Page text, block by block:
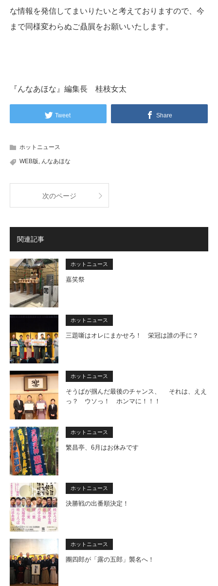
な情報を発信してまいりたいと考えておりますので、今
まで同様変わらぬご贔屓をお願いいたします。
『んなあほな』編集長 桂枝女太
Tweet Share
ホットニュース
WEB版, んなあほな
次のページ
関連記事
ホットニュース
嘉笑祭
ホットニュース
三題噺はオレにまかせろ！ 栄冠は誰の手に？
ホットニュース
そうばが掴んだ最後のチャンス、 それは、ええ
っ？ ウソっ！ ホンマに！！！
ホットニュース
繁昌亭、6月はお休みです
ホットニュース
決勝戦の出番順決定！
ホットニュース
團四郎が「露の五郎」襲名へ！